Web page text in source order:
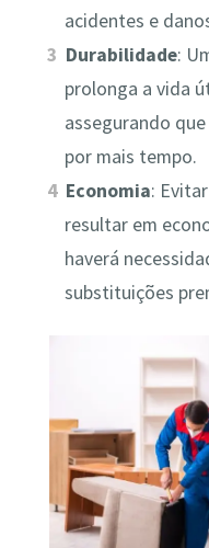
acidentes e
Durabilidade:
prolonga a vida
assegurando
por mais tempo.
Economia:
resultar em
haverá
substituições